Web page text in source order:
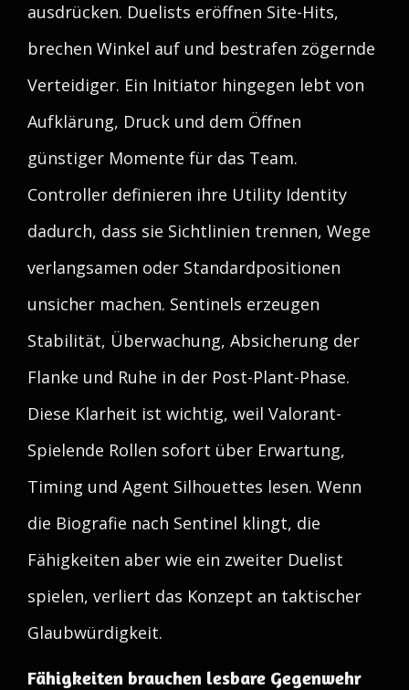
ausdrücken. Duelists eröffnen Site-Hits,
brechen Winkel auf und bestrafen zögernde
Verteidiger. Ein Initiator hingegen lebt von
Aufklärung, Druck und dem Öffnen
günstiger Momente für das Team.
Controller definieren ihre Utility Identity
dadurch, dass sie Sichtlinien trennen, Wege
verlangsamen oder Standardpositionen
unsicher machen. Sentinels erzeugen
Stabilität, Überwachung, Absicherung der
Flanke und Ruhe in der Post-Plant-Phase.
Diese Klarheit ist wichtig, weil Valorant-
Spielende Rollen sofort über Erwartung,
Timing und Agent Silhouettes lesen. Wenn
die Biografie nach Sentinel klingt, die
Fähigkeiten aber wie ein zweiter Duelist
spielen, verliert das Konzept an taktischer
Glaubwürdigkeit.
Fähigkeiten brauchen lesbare Gegenwehr